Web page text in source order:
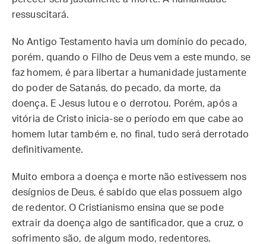
ressuscitará.
No Antigo Testamento havia um domínio do pecado,
porém, quando o Filho de Deus vem a este mundo, se
faz homem, é para libertar a humanidade justamente
do poder de Satanás, do pecado, da morte, da
doença. E Jesus lutou e o derrotou. Porém, após a
vitória de Cristo inicia-se o período em que cabe ao
homem lutar também e, no final, tudo será derrotado
definitivamente.
Muito embora a doença e morte não estivessem nos
desígnios de Deus, é sabido que elas possuem algo
de redentor. O Cristianismo ensina que se pode
extrair da doença algo de santificador, que a cruz, o
sofrimento são, de algum modo, redentores.